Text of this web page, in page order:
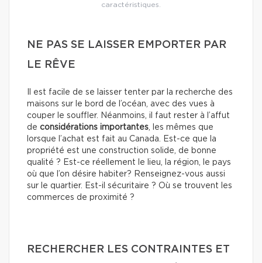
caractéristiques.
NE PAS SE LAISSER EMPORTER PAR
LE RÊVE
Il est facile de se laisser tenter par la recherche des
maisons sur le bord de l’océan, avec des vues à
couper le souffler. Néanmoins, il faut rester à l’affut
de considérations importantes, les mêmes que
lorsque l’achat est fait au Canada. Est-ce que la
propriété est une construction solide, de bonne
qualité ? Est-ce réellement le lieu, la région, le pays
où que l’on désire habiter? Renseignez-vous aussi
sur le quartier. Est-il sécuritaire ? Où se trouvent les
commerces de proximité ?
RECHERCHER LES CONTRAINTES ET